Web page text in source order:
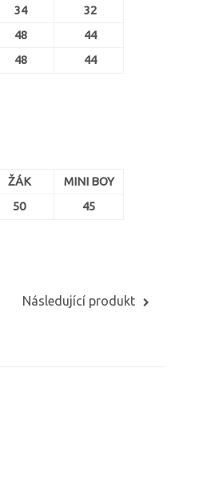
34
32
48
44
48 44
ŽÁK
MINI BOY
50 45
Následující produkt